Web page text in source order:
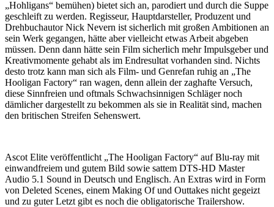
„Hohligans“ bemühen) bietet sich an, parodiert und durch die Suppe
geschleift zu werden. Regisseur, Hauptdarsteller, Produzent und
Drehbuchautor Nick Nevern ist sicherlich mit großen Ambitionen an
sein Werk gegangen, hätte aber vielleicht etwas Arbeit abgeben
müssen. Denn dann hätte sein Film sicherlich mehr Impulsgeber und
Kreativmomente gehabt als im Endresultat vorhanden sind. Nichts
desto trotz kann man sich als Film- und Genrefan ruhig an „The
Hooligan Factory“ ran wagen, denn allein der zaghafte Versuch,
diese Sinnfreien und oftmals Schwachsinnigen Schläger noch
dämlicher dargestellt zu bekommen als sie in Realität sind, machen
den britischen Streifen Sehenswert.
Ascot Elite veröffentlicht „The Hooligan Factory“ auf Blu-ray mit
einwandfreiem und gutem Bild sowie sattem DTS-HD Master
Audio 5.1 Sound in Deutsch und Englisch. An Extras wird in Form
von Deleted Scenes, einem Making Of und Outtakes nicht gegeizt
und zu guter Letzt gibt es noch die obligatorische Trailershow.